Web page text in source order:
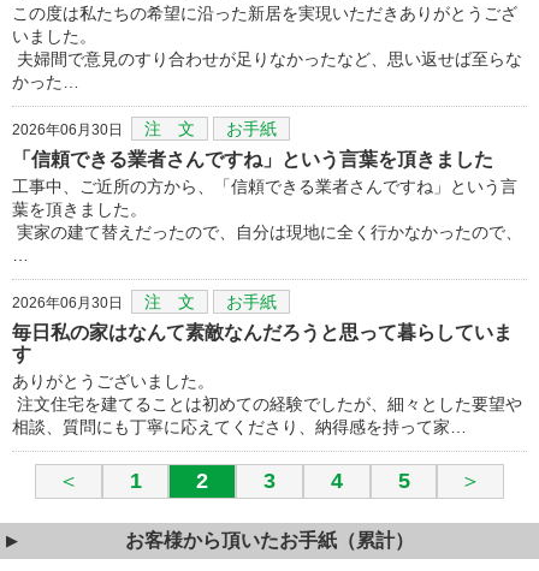
この度は私たちの希望に沿った新居を実現いただきありがとうござ
いました。
夫婦間で意見のすり合わせが足りなかったなど、思い返せば至らな
かった…
2026年06月30日 注 文 お手紙
「信頼できる業者さんですね」という言葉を頂きました
工事中、ご近所の方から、「信頼できる業者さんですね」という言
葉を頂きました。
実家の建て替えだったので、自分は現地に全く行かなかったので、
2026年06月30日 注 文 お手紙
毎日私の家はなんて素敵なんだろうと思って暮らしていま
す
ありがとうございました。
注文住宅を建てることは初めての経験でしたが、細々とした要望や
相談、質問にも丁寧に応えてくださり、納得感を持って家…
＜ 1 2 3 4 5 ＞
お客様から頂いたお手紙（累計）